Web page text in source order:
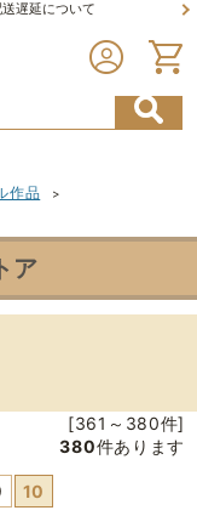
遅延について
作品 >
ア
[361～380件]
380件あります
10